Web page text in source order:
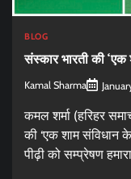
BLOG
संस्कार भारती की ‘एक
Kamal Sharma
कमल शर्मा (हरिहर
की ‘एक शाम संविधान के
पीढ़ी को सम्प्रेषण